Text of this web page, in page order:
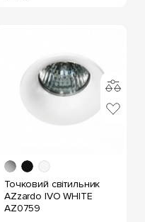
Точковий світильник
AZzardo IVO WHITE
AZ0759